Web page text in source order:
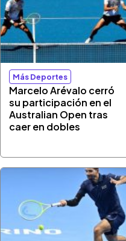
Más Deportes
Marcelo Arévalo cerró
su participación en el
Australian Open tras
caer en dobles